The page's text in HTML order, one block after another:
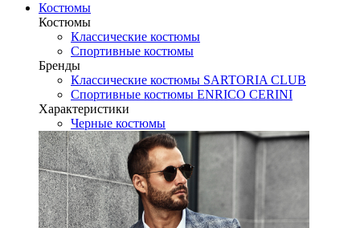
Костюмы
Костюмы
Классические костюмы
Спортивные костюмы
Бренды
Классические костюмы SARTORIA CLUB
Спортивные костюмы ENRICO CERINI
Характеристики
Черные костюмы